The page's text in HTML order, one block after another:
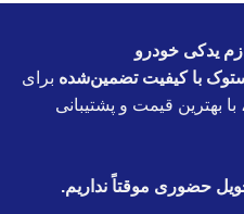
یدکی خودرو
با کیفیت تضمین‌شده برای
بهترین قیمت و پشتیبانی
حضوری موقتاً نداریم.